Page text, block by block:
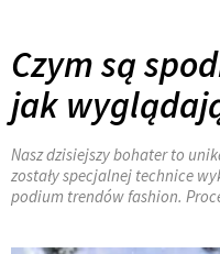
Czym są
jak
Nasz dzisiejszy bohater to
zostały specjalnej technice
podium trendów fashion.